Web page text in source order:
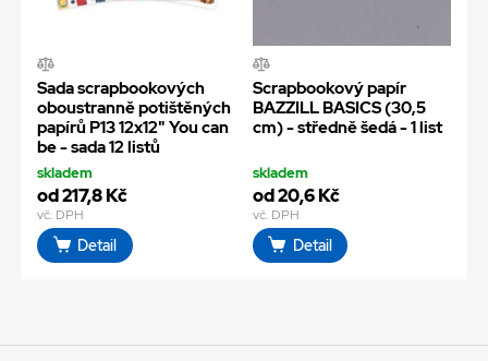
Sada scrapbookových
oboustranně potištěných
papírů P13 12x12" You can
be - sada 12 listů
skladem
od 217,8 Kč
vč. DPH
Detail
Scrapbookový papír
BAZZILL BASICS (30,5
cm) - středně šedá - 1 list
skladem
od 20,6 Kč
vč. DPH
Detail